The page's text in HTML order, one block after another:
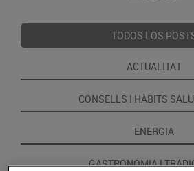
TODOS LOS
ACTUALITAT
CONSELLS I HÀBITS
ENERGIA
GASTRONOMIA I